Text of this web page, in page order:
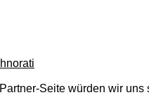
Seite würden wir uns